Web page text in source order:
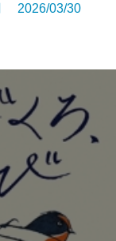
2026/03/30